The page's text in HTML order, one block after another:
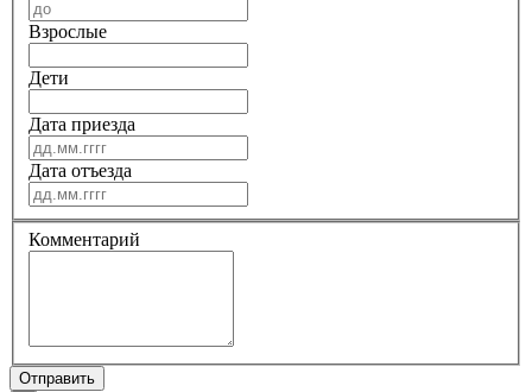
Взрослые
Дети
Дата приезда
Дата отъезда
Комментарий
Отправить